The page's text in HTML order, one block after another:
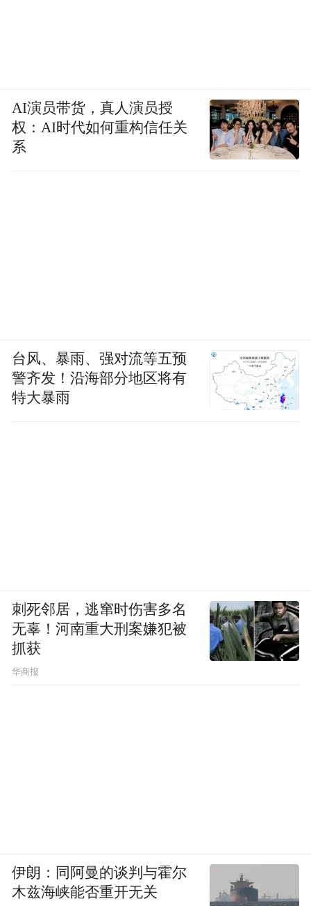
AI演员带货，真人演员授
权：AI时代如何重构信任关
系
台风、暴雨、强对流等五预
警齐发！沿海部分地区将有
特大暴雨
刺死邻居，逃窜时伤害多名
无辜！河南重大刑案嫌犯被
抓获
华商报
伊朗：同阿曼的谈判与霍尔
木兹海峡能否重开无关